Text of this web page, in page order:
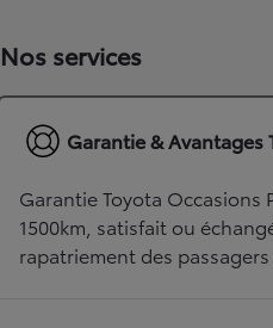
HYBRIDE OU HYBRIDE RECHARGEABLE
Nos services
Garantie & Avantages
Garantie Toyota
1500km, satisfait ou
rapatriement des passagers